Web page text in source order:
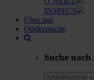
INSPECS
Über uns
Optikersuche
Suche